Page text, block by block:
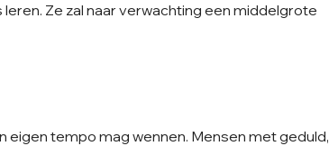
Ze zal naar verwachting een middelgrote
eigen tempo mag wennen. Mensen met geduld,